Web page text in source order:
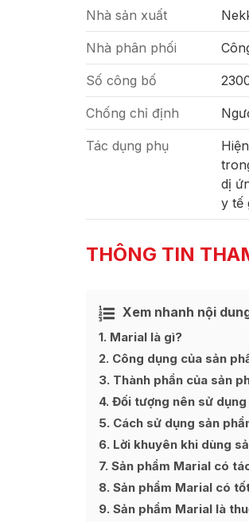
Nhà sản xuất
Nhà phân phối
Số công bố
Chống chỉ định
Tác dụng phụ
dị
y tế
THÔNG TIN
Xem nhanh nội
1 Marial là gì?
2 Công dụng của sản
3 Thành phần của sản
4 Đối tượng nên sử
5 Cách sử dụng sản
6 Lời khuyên khi dùng
7 Sản phẩm Marial có
8 Sản phẩm Marial có
9 Sản phẩm Marial là